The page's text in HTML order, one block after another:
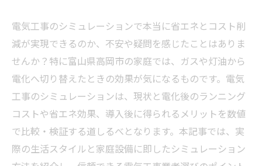
電気工事のシミュレーションで本当に省エネとコスト削
減が実現できるのか、不安や疑問を感じたことはありま
せんか？特に富山県高岡市の家庭では、ガスや灯油から
電化へ切り替えたときの効果が気になるものです。電気
工事のシミュレーションは、現状と電化後のランニング
コストや省エネ効果、導入後に得られるメリットを数値
で比較・検証する道しるべとなります。本記事では、実
際の生活スタイルと家庭設備に即したシミュレーション